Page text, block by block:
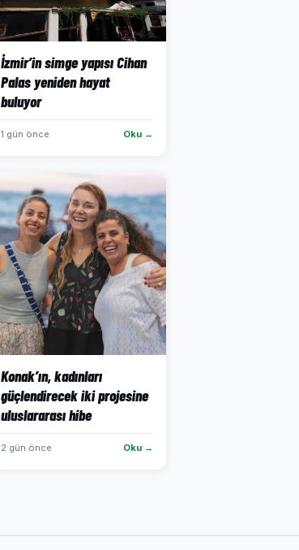
İzmir’in simge yapısı Cihan
Palas yeniden hayat
buluyor
1 gün önce Oku →
Konak’ın, kadınları
güçlendirecek iki projesine
uluslararası hibe
2 gün önce Oku →